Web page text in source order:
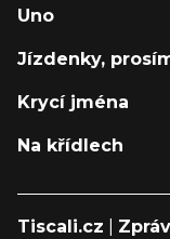
Uno
Jízdenky,
Krycí jména
Na křídlech
Tiscali.cz